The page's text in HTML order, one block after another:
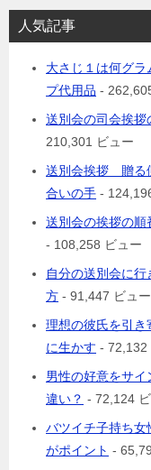
人気記事
大さじ１は何グ
プ代用品 -
送別会の司会挨
210,301 ビュー
送別会挨拶 贈る
合いの手 -
送別会の挨拶の
- 108,258 ビュー
自分の送別会に
方 - 91,447 ビュー
理想の彼氏を引
に生かす - 72,132
男性の好意をサ
違い？ - 72,124
バツイチ子持ち女
がポイント -